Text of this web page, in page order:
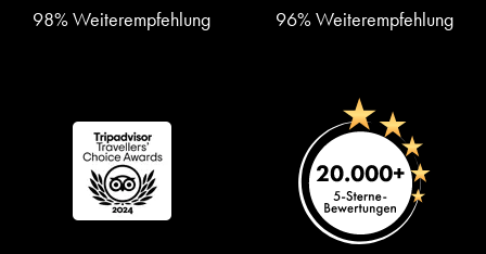
98% Weiterempfehlung 96% Weiterempfehlung